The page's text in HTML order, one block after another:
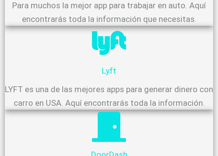
Para muchos la mejor app para trabajar en auto. Aquí
encontrarás toda la información que necesitas.
Lyft
LYFT es una de las mejores apps para generar dinero con
carro en USA. Aquí encontrarás toda la información.